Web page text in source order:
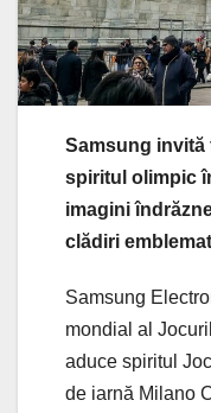
Samsung invită
spiritul olimpic
imagini
clădiri
Samsung
mondial al
aduce spiritul
de iarnă Milano